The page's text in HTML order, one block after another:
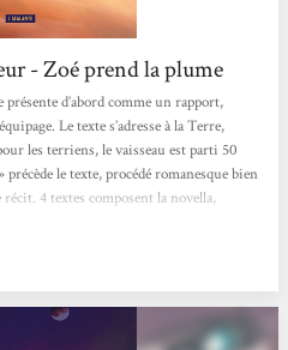
- Zoé prend la plume
d’abord comme un rapport,
Le texte s’adresse à la Terre,
les terriens, le vaisseau est parti 50
le texte, procédé romanesque bien
4 textes composent la novella,
analyses, et vie à...